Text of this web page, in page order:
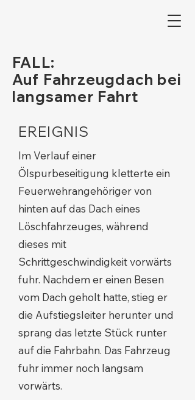
FALL:
Auf Fahrzeugdach bei
langsamer Fahrt
EREIGNIS
Im Verlauf einer
Ölspurbeseitigung kletterte ein
Feuerwehrangehöriger von
hinten auf das Dach eines
Löschfahrzeuges, während
dieses mit
Schrittgeschwindigkeit vorwärts
fuhr. Nachdem er einen Besen
vom Dach geholt hatte, stieg er
die Aufstiegsleiter herunter und
sprang das letzte Stück runter
auf die Fahrbahn. Das Fahrzeug
fuhr immer noch langsam
vorwärts.